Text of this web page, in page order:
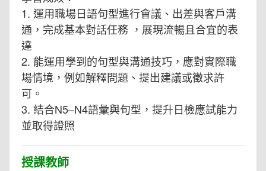
1. 運用職場日語句型進行會議、出差與客戶溝
通，完成基本對話任務 ，展現流暢且合宜的表
達
2. 能運用學到的句型與溝通技巧，應對實際職
場情境，例如解釋問題、提出建議或徵求許
可。
3. 結合N5–N4語彙與句型，提升日檢應試能力
並取得證照
授課教師